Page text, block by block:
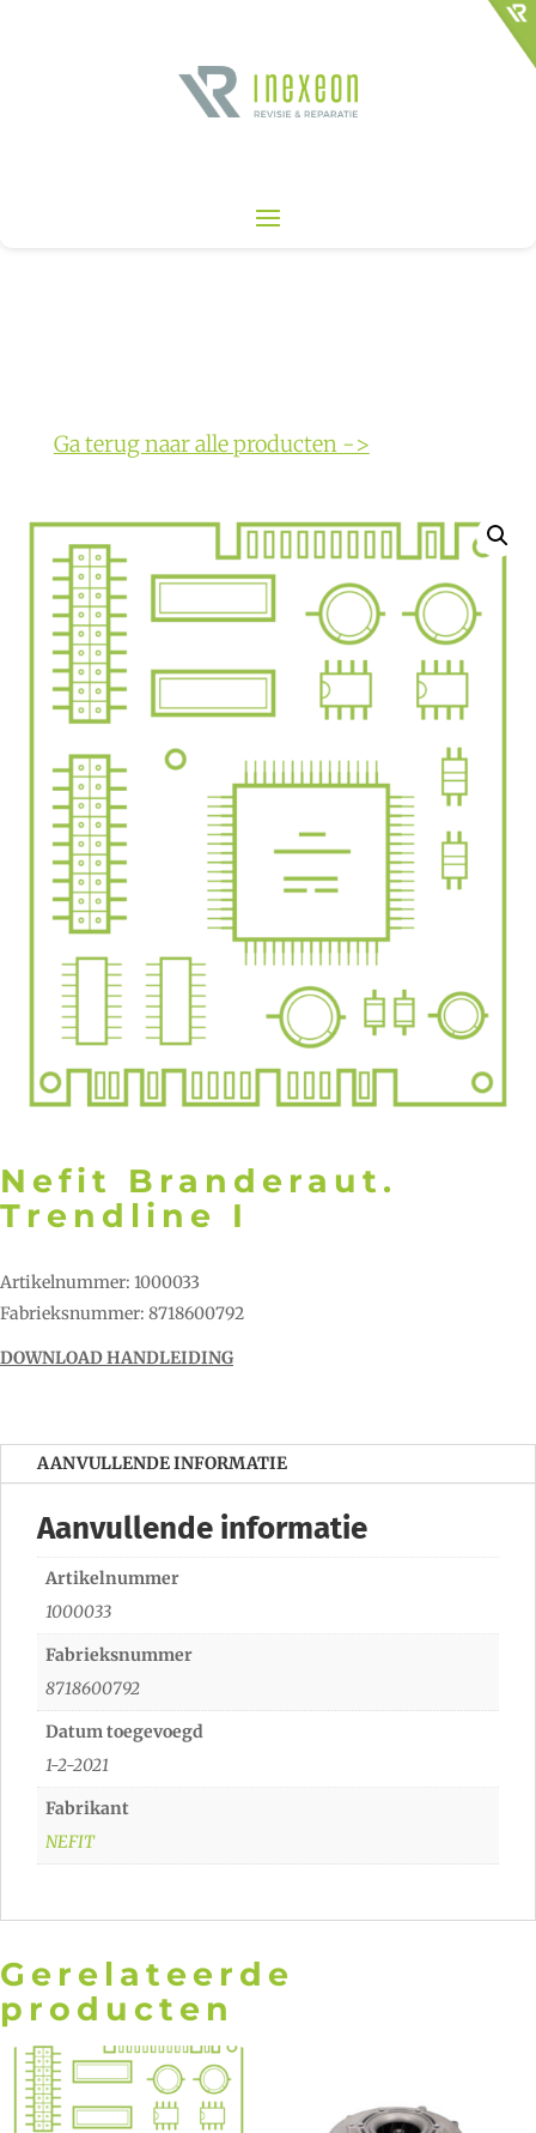
Ga terug naar alle producten ->
Nefit Branderaut.
Trendline I
Artikelnummer: 1000033
Fabrieksnummer: 8718600792
DOWNLOAD HANDLEIDING
AANVULLENDE INFORMATIE
Aanvullende informatie
Artikelnummer
1000033
Fabrieksnummer
8718600792
Datum toegevoegd
1-2-2021
Fabrikant
NEFIT
Gerelateerde
producten